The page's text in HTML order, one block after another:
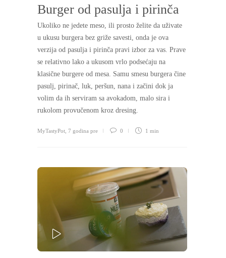
Burger od pasulja i pirinča
Ukoliko ne jedete meso, ili prosto želite da uživate
u ukusu burgera bez griže savesti, onda je ova
verzija od pasulja i pirinča pravi izbor za vas. Prave
se relativno lako a ukusom vrlo podsećaju na
klasične burgere od mesa. Samu smesu burgera čine
pasulj, pirinač, luk, peršun, nana i začini dok ja
volim da ih serviram sa avokadom, malo sira i
rukolom provučenom kroz dresing.
MyTastyPot 7 godina pre 0 1 min